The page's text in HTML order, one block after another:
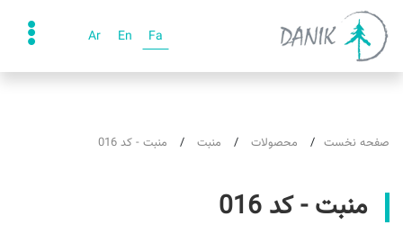
Fa
En
Ar
صفحه نخست محصولات منبت منبت - کد 016
منبت - کد 016